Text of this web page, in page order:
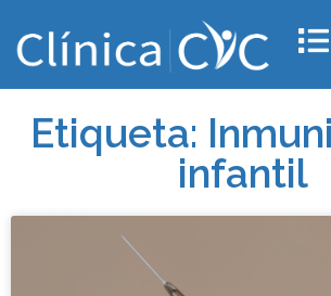
Etiqueta:
infantil